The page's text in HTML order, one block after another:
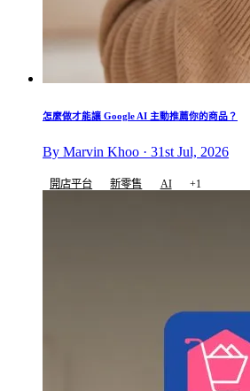
怎麼做才能讓 Google AI 主動推薦你的商品？
By Marvin Khoo · 31st Jul, 2026
開店平台 新零售 AI +1